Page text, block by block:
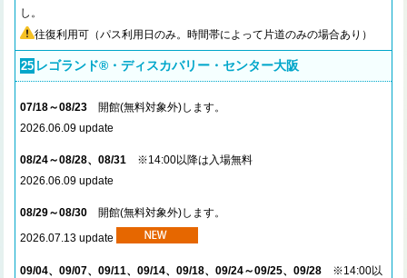
し。
往復利用可（パス利用日のみ。時間帯によって片道のみの場合あり）
25 レゴランド®・ディスカバリー・センター大阪
07/18～08/23開館(無料対象外)します。
2026.06.09 update
08/24～08/28、08/31※14:00以降は入場無料
2026.06.09 update
08/29～08/30開館(無料対象外)します。
2026.07.13 update
09/04、09/07、09/11、09/14、09/18、09/24～09/25、09/28※14:00以